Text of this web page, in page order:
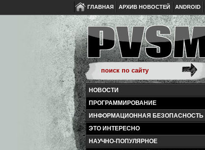
ГЛАВНАЯ АРХИВ НОВОСТЕЙ ANDROID
НОВОСТИ
ПРОГРАММИРОВАНИЕ
ИНФОРМАЦИОННАЯ БЕЗОПАСНОСТЬ
ЭТО ИНТЕРЕСНО
НАУЧНО-ПОПУЛЯРНОЕ